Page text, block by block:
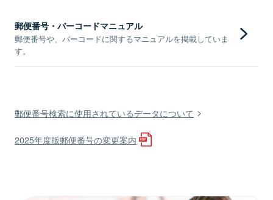
郵便番号・バーコードマニュアル
郵便番号や、バーコードに関するマニュアルを掲載していま
す。
郵便番号検索に使用されているデータについて
2025年度版郵便番号の変更案内